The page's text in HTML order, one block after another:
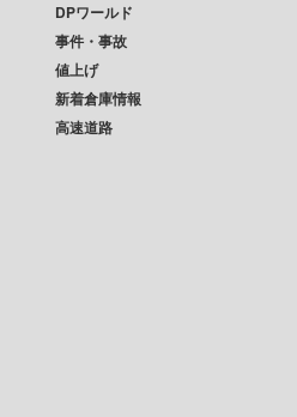
DPワールド
事件・事故
値上げ
新着倉庫情報
高速道路